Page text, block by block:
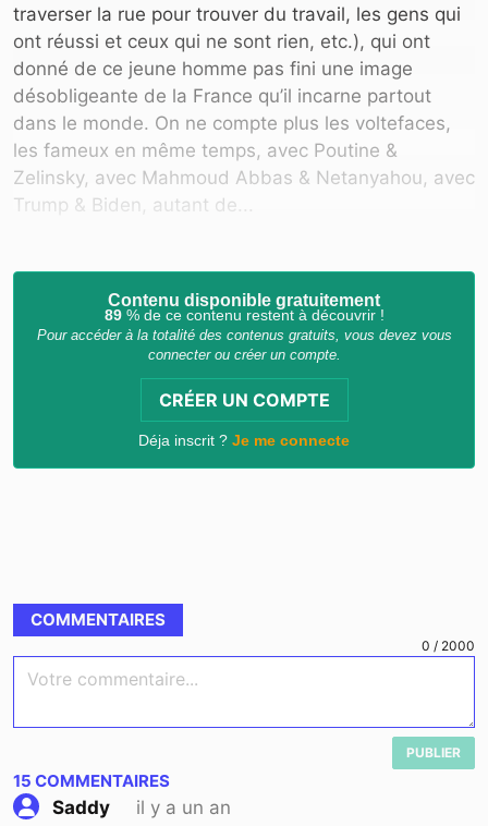
traverser la rue pour trouver du travail, les gens qui
ont réussi et ceux qui ne sont rien, etc.), qui ont
donné de ce jeune homme pas fini une image
désobligeante de la France qu’il incarne partout
dans le monde. On ne compte plus les voltefaces,
les fameux en même temps, avec Poutine &
Zelinsky, avec Mahmoud Abbas & Netanyahou, avec
Trump & Biden, autant de...
Contenu disponible gratuitement
89% de ce contenu restent à découvrir !
Pour accéder à la totalité des contenus gratuits, vous devez vous
connecter ou créer un compte.
CRÉER UN COMPTE
Déja inscrit ? Je me connecte
COMMENTAIRES
0 / 2000
Votre commentaire...
PUBLIER
15 COMMENTAIRES
Saddy il y a un an